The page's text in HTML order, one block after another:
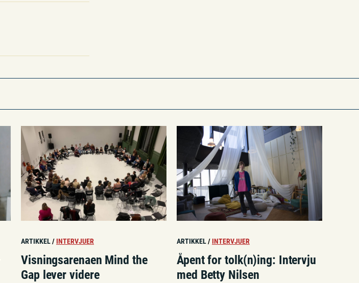
ARTIKKEL/ INTERVJUER
Visningsarenaen Mind the
Gap lever videre
ARTIKKEL/ INTERVJUER
Åpent for tolk(n)ing: Intervju
med Betty Nilsen